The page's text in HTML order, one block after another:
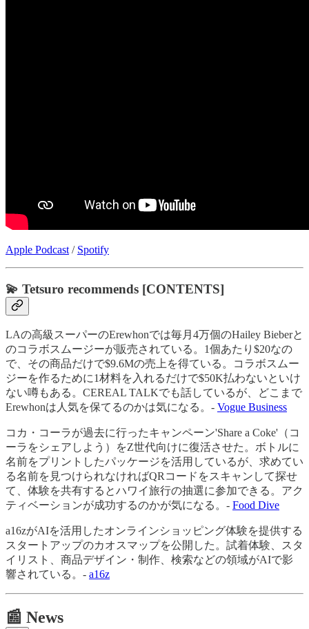
Apple Podcast / Spotify
💫 Tetsuro recommends [CONTENTS]
LAの高級スーパーのErewhonでは毎月4万個のHailey Bieberと
のコラボスムージーが販売されている。1個あたり$20なの
で、その商品だけで$9.6Mの売上を得ている。コラボスムー
ジーを作るために1材料を入れるだけで$50K払わないといけ
ない噂もある。CEREAL TALKでも話しているが、どこまで
Erewhonは人気を保てるのかは気になる。- Vogue Business
コカ・コーラが過去に行ったキャンペーン'Share a Coke'（コ
ーラをシェアしよう）をZ世代向けに復活させた。ボトルに
名前をプリントしたパッケージを活用しているが、求めてい
る名前を見つけられなければQRコードをスキャンして探せ
て、体験を共有するとハワイ旅行の抽選に参加できる。アク
ティベーションが成功するのかが気になる。- Food Dive
a16zがAIを活用したオンラインショッピング体験を提供する
スタートアップのカオスマップを公開した。試着体験、スタ
イリスト、商品デザイン・制作、検索などの領域がAIで影
響されている。- a16z
📰 News